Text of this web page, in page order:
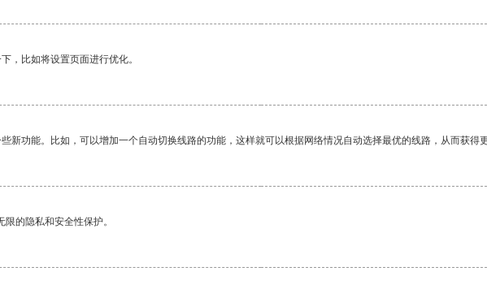
，比如将设置页面进行优化。
新功能。比如，可以增加一个自动切换线路的功能，这样就可以根据网络情况自动选择最优的线路，从而获得
的隐私和安全性保护。